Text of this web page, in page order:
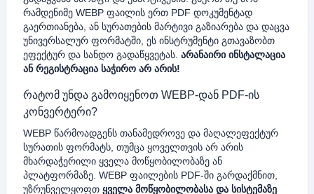
რამდენიმე WEBP ფაილის ერთ PDF დოკუმენტად
გაერთიანება, ან სურათების მარტივი გაზიარება და დაცვა
უნივერსალურ ფორმატში, ეს ინსტრუმენტი გთავაზობთ
ეფექტურ და სანდო გადაწყვეტას. არანაირი ინსტალაცია
ან რეგისტრაცია საჭირო არ არის!
რატომ უნდა გამოიყენოთ WEBP-დან PDF-ის
კონვერტერი?
WEBP წარმოადგენს თანამედროვე და მაღალეფექტურ
სურათის ფორმატს, თუმცა ყოველთვის არ არის
მხარდაჭერილი ყველა მოწყობილობაზე ან
პლატფორმაზე. WEBP ფაილების PDF-ში გარდაქმნით,
უზრუნველყოფთ ყველა მოწყობილობასა და სისტემაზე